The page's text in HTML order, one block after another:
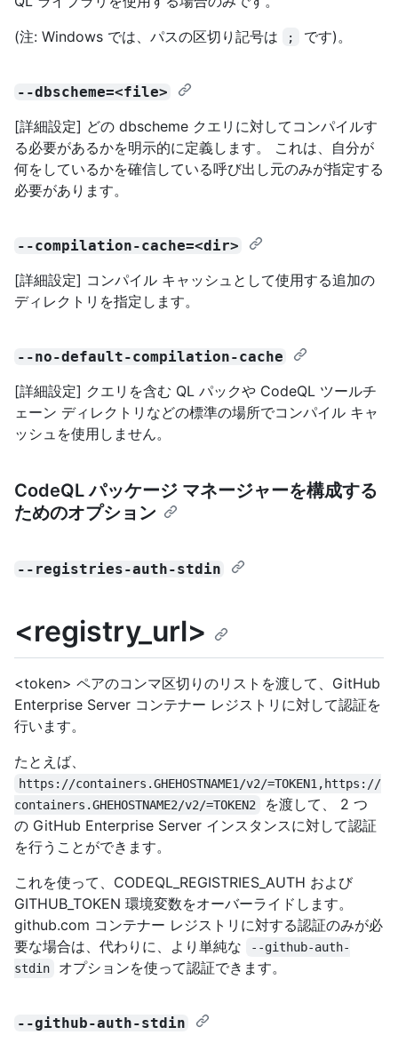
(注: Windows では、パスの区切り記号は
; です)。
--dbscheme=<file>
[詳細設定] どの dbscheme クエリに対してコンパイルす
る必要があるかを明示的に定義します。 これは、自分が
何をしているかを確信している呼び出し元のみが指定する
必要があります。
--compilation-cache=<dir>
[詳細設定] コンパイル キャッシュとして使用する追加の
ディレクトリを指定します。
--no-default-compilation-cache
[詳細設定] クエリを含む QL パックや CodeQL ツールチ
ェーン ディレクトリなどの標準の場所でコンパイル キャ
ッシュを使用しません。
CodeQL パッケージ マネージャーを構成する
ためのオプション
--registries-auth-stdin
<registry_url>
<token> ペアのコンマ区切りのリストを渡して、GitHub
Enterprise Server コンテナー レジストリに対して認証を
行います。
たとえば、
https://containers.GHEHOSTNAME1/v2/=TOKEN1,https://
containers.GHEHOSTNAME2/v2/=TOKEN2
を渡して、 2 つ
の GitHub Enterprise Server インスタンスに対して認証
を行うことができます。
これを使って、CODEQL_REGISTRIES_AUTH および
GITHUB_TOKEN 環境変数をオーバーライドします。
github.com コンテナー レジストリに対する認証のみが必
要な場合は、代わりに、より単純な
--github-auth-
stdin
オプションを使って認証できます。
--github-auth-stdin